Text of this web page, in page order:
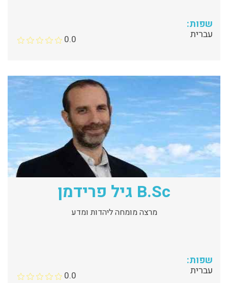
שפות:
עברית 0.0
B.Sc גיל פרידמן
מרצה מומחה ליהדות ומדע
שפות:
עברית 0.0